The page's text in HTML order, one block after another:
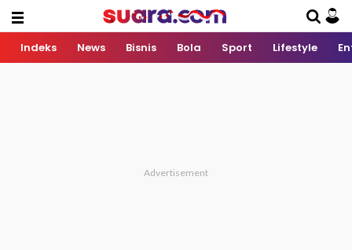
Indeks News Bisnis Bola Sport Lifestyle